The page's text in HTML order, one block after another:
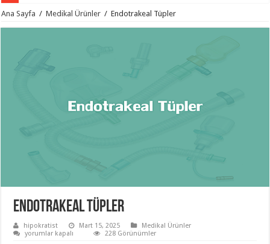
Ana Sayfa / Medikal Ürünler / Endotrakeal Tüpler
Endotrakeal Tüpler
hipokratist Mart 15, 2025
Medikal Ürünler
Endotrakeal
yorumlar kapalı 228 Görünümler